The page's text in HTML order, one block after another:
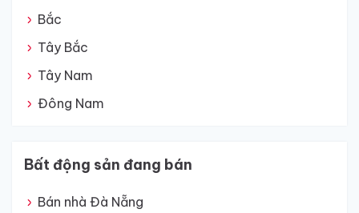
Bắc
Tây Bắc
Tây Nam
Đông Nam
Bất động sản đang bán
Bán nhà Đà Nẵng